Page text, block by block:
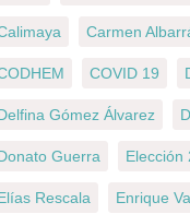
Carmen
COVID 19
Gómez Álvarez
Guerra Elección
Rescala Enrique